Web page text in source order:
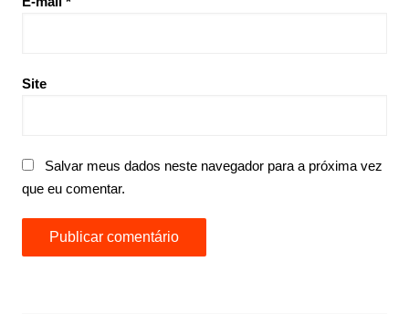
Site
Salvar meus dados neste navegador para a próxima vez
que eu comentar.